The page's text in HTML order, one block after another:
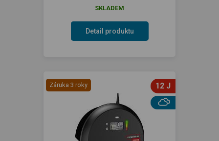
SKLADEM
Detail produktu
Záruka 3 roky 12 J